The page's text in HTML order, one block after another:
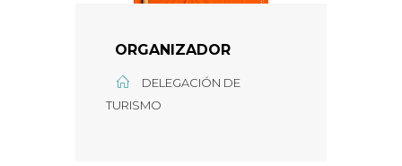
ORGANIZADOR
DELEGACIÓN DE
TURISMO